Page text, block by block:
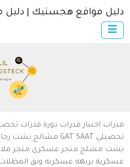
×
اتصل
سياسة
شروط
مواقع هجستيك | دليل مواقع
اختبار قدرات دورة قدرات تحصيلي
SAAT
GAT مشالح بشت رجالي
مشلح متجر عسكري متجر ملابس
بريهه عسكريه ونق المظلات